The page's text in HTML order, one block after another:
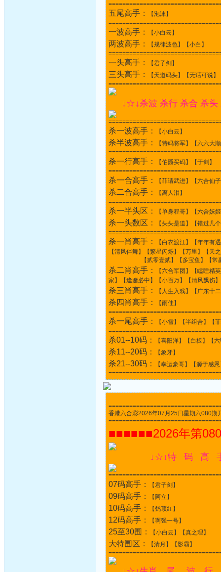
五尾高手：
【泡沫】
一波高手： 【小白云】
两波高手：
【规律波色】【小白】
一头高手： 【君子剑】
三头高手：
【天道码头】【无话可说】
↓☆↓杀波 杀行 杀合 杀
杀一波高手： 【小白云】
杀半波高手：
【特码将军】【六六大
杀一行高手：
【伯爵买码】【于剑】
杀一合高手： 【菲请武进】【六合仙
杀二合高手：
【离人泪】
杀一半头区： 【单身程哥】【六合妖
杀一头数区：
【头头是道】【错过几
杀一肖高手：
【白衣渡江】【年年有
【清风伴舞】【繁星闪烁】【万里】【天
【贰零壹贰】【多宝鱼】【常赢
杀二肖高手：
【六合军团】【瞌睡精
家】【逢赌必中】【小百万】【清风飘伤
杀三肖高手： 【人生入戏】【广东十
杀四肖高手：
【雨佳】
杀一尾高手：
【小雪】【半组合】【
杀01--10码： 【喜阳洋】【白板】【
杀11--20码： 【象牙】
杀21--30码：
【幸运豪哥】【源于感
香港六合彩2026年07月25日星期六080期
■■■■■■2026年第
↓☆↓特 码 高
07码高手： 【君子剑】
09码高手： 【阿立】
10码高手： 【鹤顶红】
12码高手： 【啊强一号】
25至30围： 【小白云】【真之理】
大特围区：
【清月】【影霸】